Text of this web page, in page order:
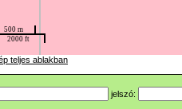
teljes ablakban
jelszó: